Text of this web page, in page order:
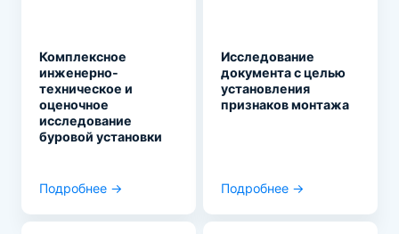
Комплексное
инженерно-
техническое и
оценочное
исследование
буровой установки
Подробнее →
Исследование
документа с целью
установления
признаков монтажа
Подробнее →